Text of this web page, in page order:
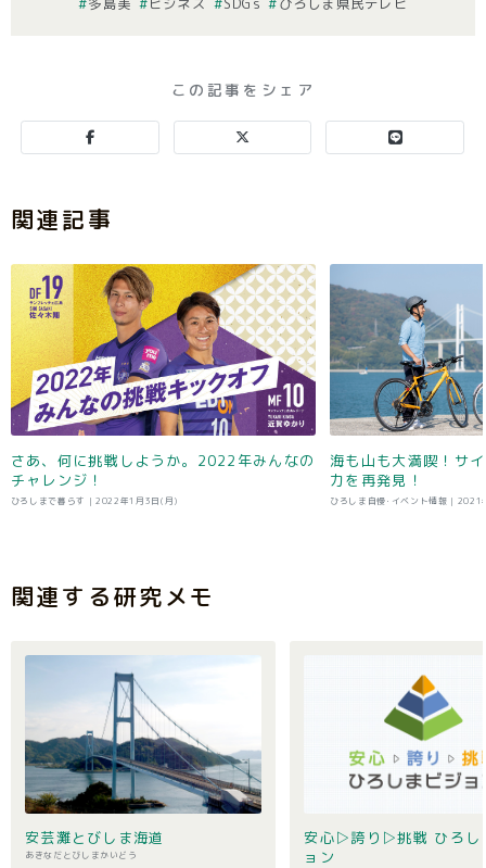
この記事をシェア
関連記事
さあ、何に挑戦しようか。2022年みんなの
チャレンジ！
ひろしまで暮らす |2022年1月3日(月)
海も山も大満喫！サ
力を再発見！
ひろしま自慢･イベント情報 | 2021
関連する研究メモ
安芸灘とびしま海道
あきなだとびしまかいどう
安心▷誇り▷挑戦 ひろし
ョン